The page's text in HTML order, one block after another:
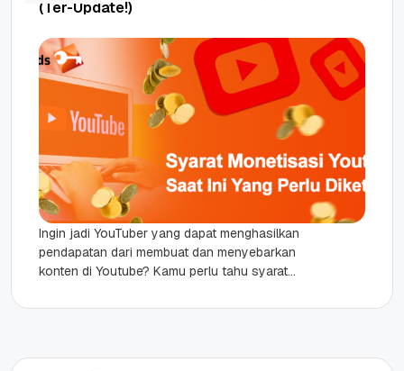
(Ter-Update!)
Ingin jadi YouTuber yang dapat menghasilkan
pendapatan dari membuat dan menyebarkan
konten di Youtube? Kamu perlu tahu syarat
monetisasi YouTube...